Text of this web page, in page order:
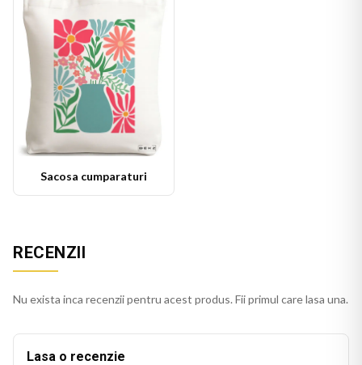
Sacosa cumparaturi
RECENZII
Nu exista inca recenzii pentru acest produs. Fii primul care lasa una.
Lasa o recenzie